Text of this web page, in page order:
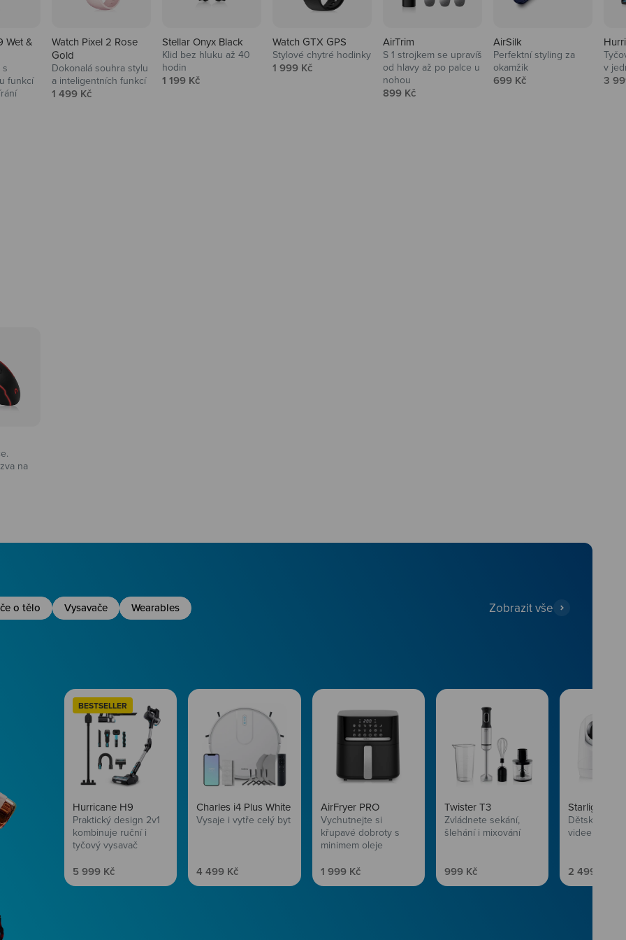
Wet &
s
funkcí
Watch Pixel 2 Rose
Gold
Dokonalá souhra stylu
a inteligentních funkcí
Prodejní cena
1 499 Kč
Stellar Onyx Black
Klid bez hluku až 40
hodin
Prodejní cena
1 199 Kč
Watch GTX GPS
Stylové chytré hodinky
Prodejní cena
1 999 Kč
AirTrim
S 1 strojkem se upravíš
od hlavy až po palce u
nohou
Prodejní cena
899 Kč
AirSilk
Perfektní styling za
okamžik
Prodejní cena
699 Kč
v
3
na
o tělo Vysavače Wearables Zobrazit vše
BESTSELLER
Hurricane H9
Praktický design 2v1
kombinuje ruční i
tyčový vysavač
Prodejní cena
5 999 Kč
Charles i4 Plus White
Vysaje i vytře celý byt
Prodejní cena
4 499 Kč
AirFryer PRO
Vychutnejte si
křupavé dobroty s
minimem oleje
Prodejní cena
1 999 Kč
Twister T3
Zvládnete sekání,
šlehání i mixování
Prodejní cena
999 Kč
Starlight SL5
Dětská
videem
Prodejní
2 499 Kč
Péče o vlasy